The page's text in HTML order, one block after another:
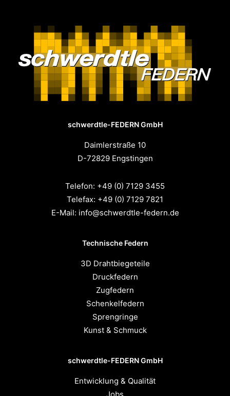
schwerdtle-FEDERN GmbH
Daimlerstraße 10
D-72829 Engstingen
Telefon: +49 (0) 7129 3455
Telefax: +49 (0) 7129 7821
E-Mail: info@schwerdtle-federn.de
Technische Federn
3D Drahtbiegeteile
Druckfedern
Zugfedern
Schenkelfedern
Sprengringe
Kunst & Schmuck
schwerdtle-FEDERN GmbH
Entwicklung & Qualität